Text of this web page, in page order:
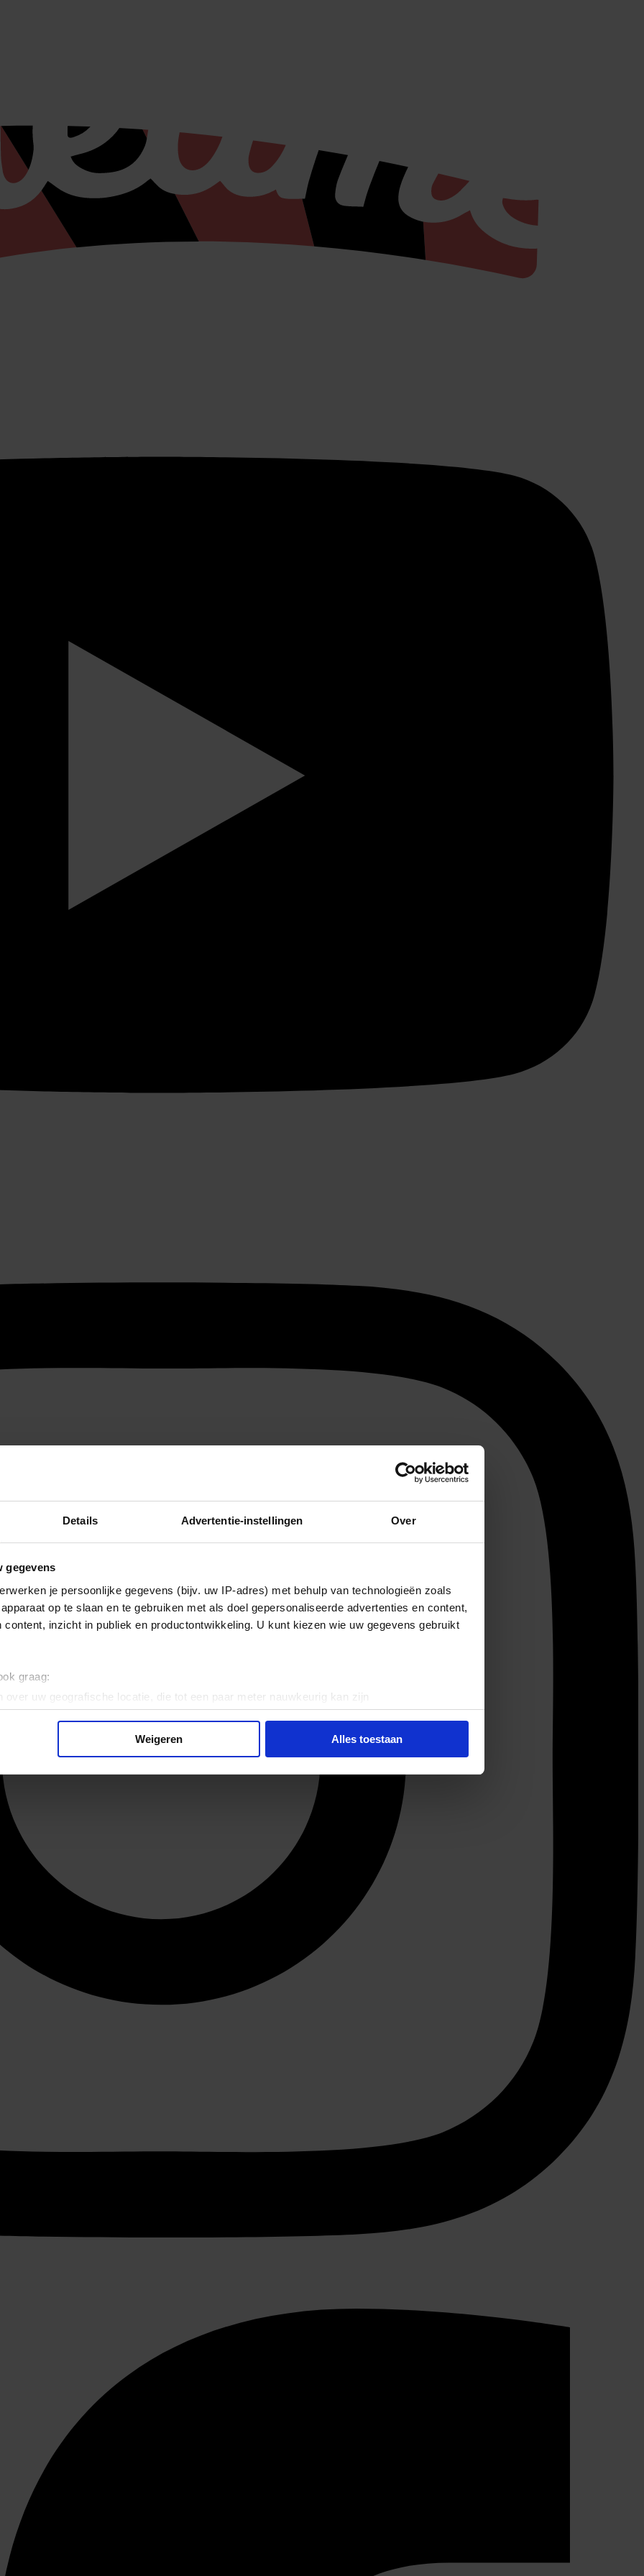
Details Advertentie-instellingen Over
gegevens
je persoonlijke gegevens (bijv. uw IP-adres) met behulp van technologieën zoals
op te slaan en te gebruiken met als doel gepersonaliseerde advertenties en content,
content, inzicht in publiek en productontwikkeling. U kunt kiezen wie uw gegevens gebruikt
graag:
over uw geografische locatie, die tot een paar meter nauwkeurig kan zijn
door het actief te scannen op specifieke eigenschappen (fingerprinting)
gegevens worden verwerkt en stel uw voorkeuren in het
detailgedeelte
en advertenties te personaliseren, om functies voor social media te bieden en om ons
Ook delen we informatie over uw gebruik van onze site met onze partners voor social
Deze partners kunnen deze gegevens combineren met andere informatie die u aan ze heeft
op basis van uw gebruik van hun services.
Weigeren Alles toestaan